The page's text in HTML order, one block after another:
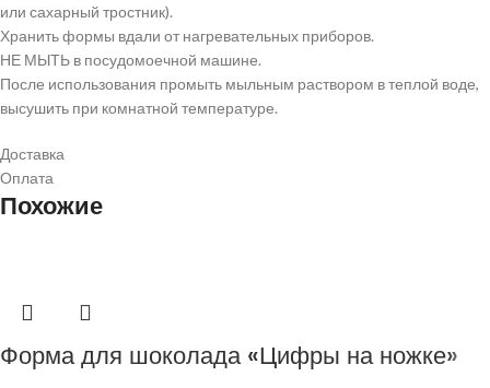
или сахарный тростник).
Хранить формы вдали от нагревательных приборов.
НЕ МЫТЬ в посудомоечной машине.
После использования промыть мыльным раствором в теплой воде,
высушить при комнатной температуре.
Доставка
Оплата
Похожие
Форма для шоколада «Цифры на ножке»